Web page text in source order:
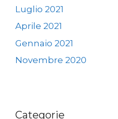
Luglio 2021
Aprile 2021
Gennaio 2021
Novembre 2020
Categorie